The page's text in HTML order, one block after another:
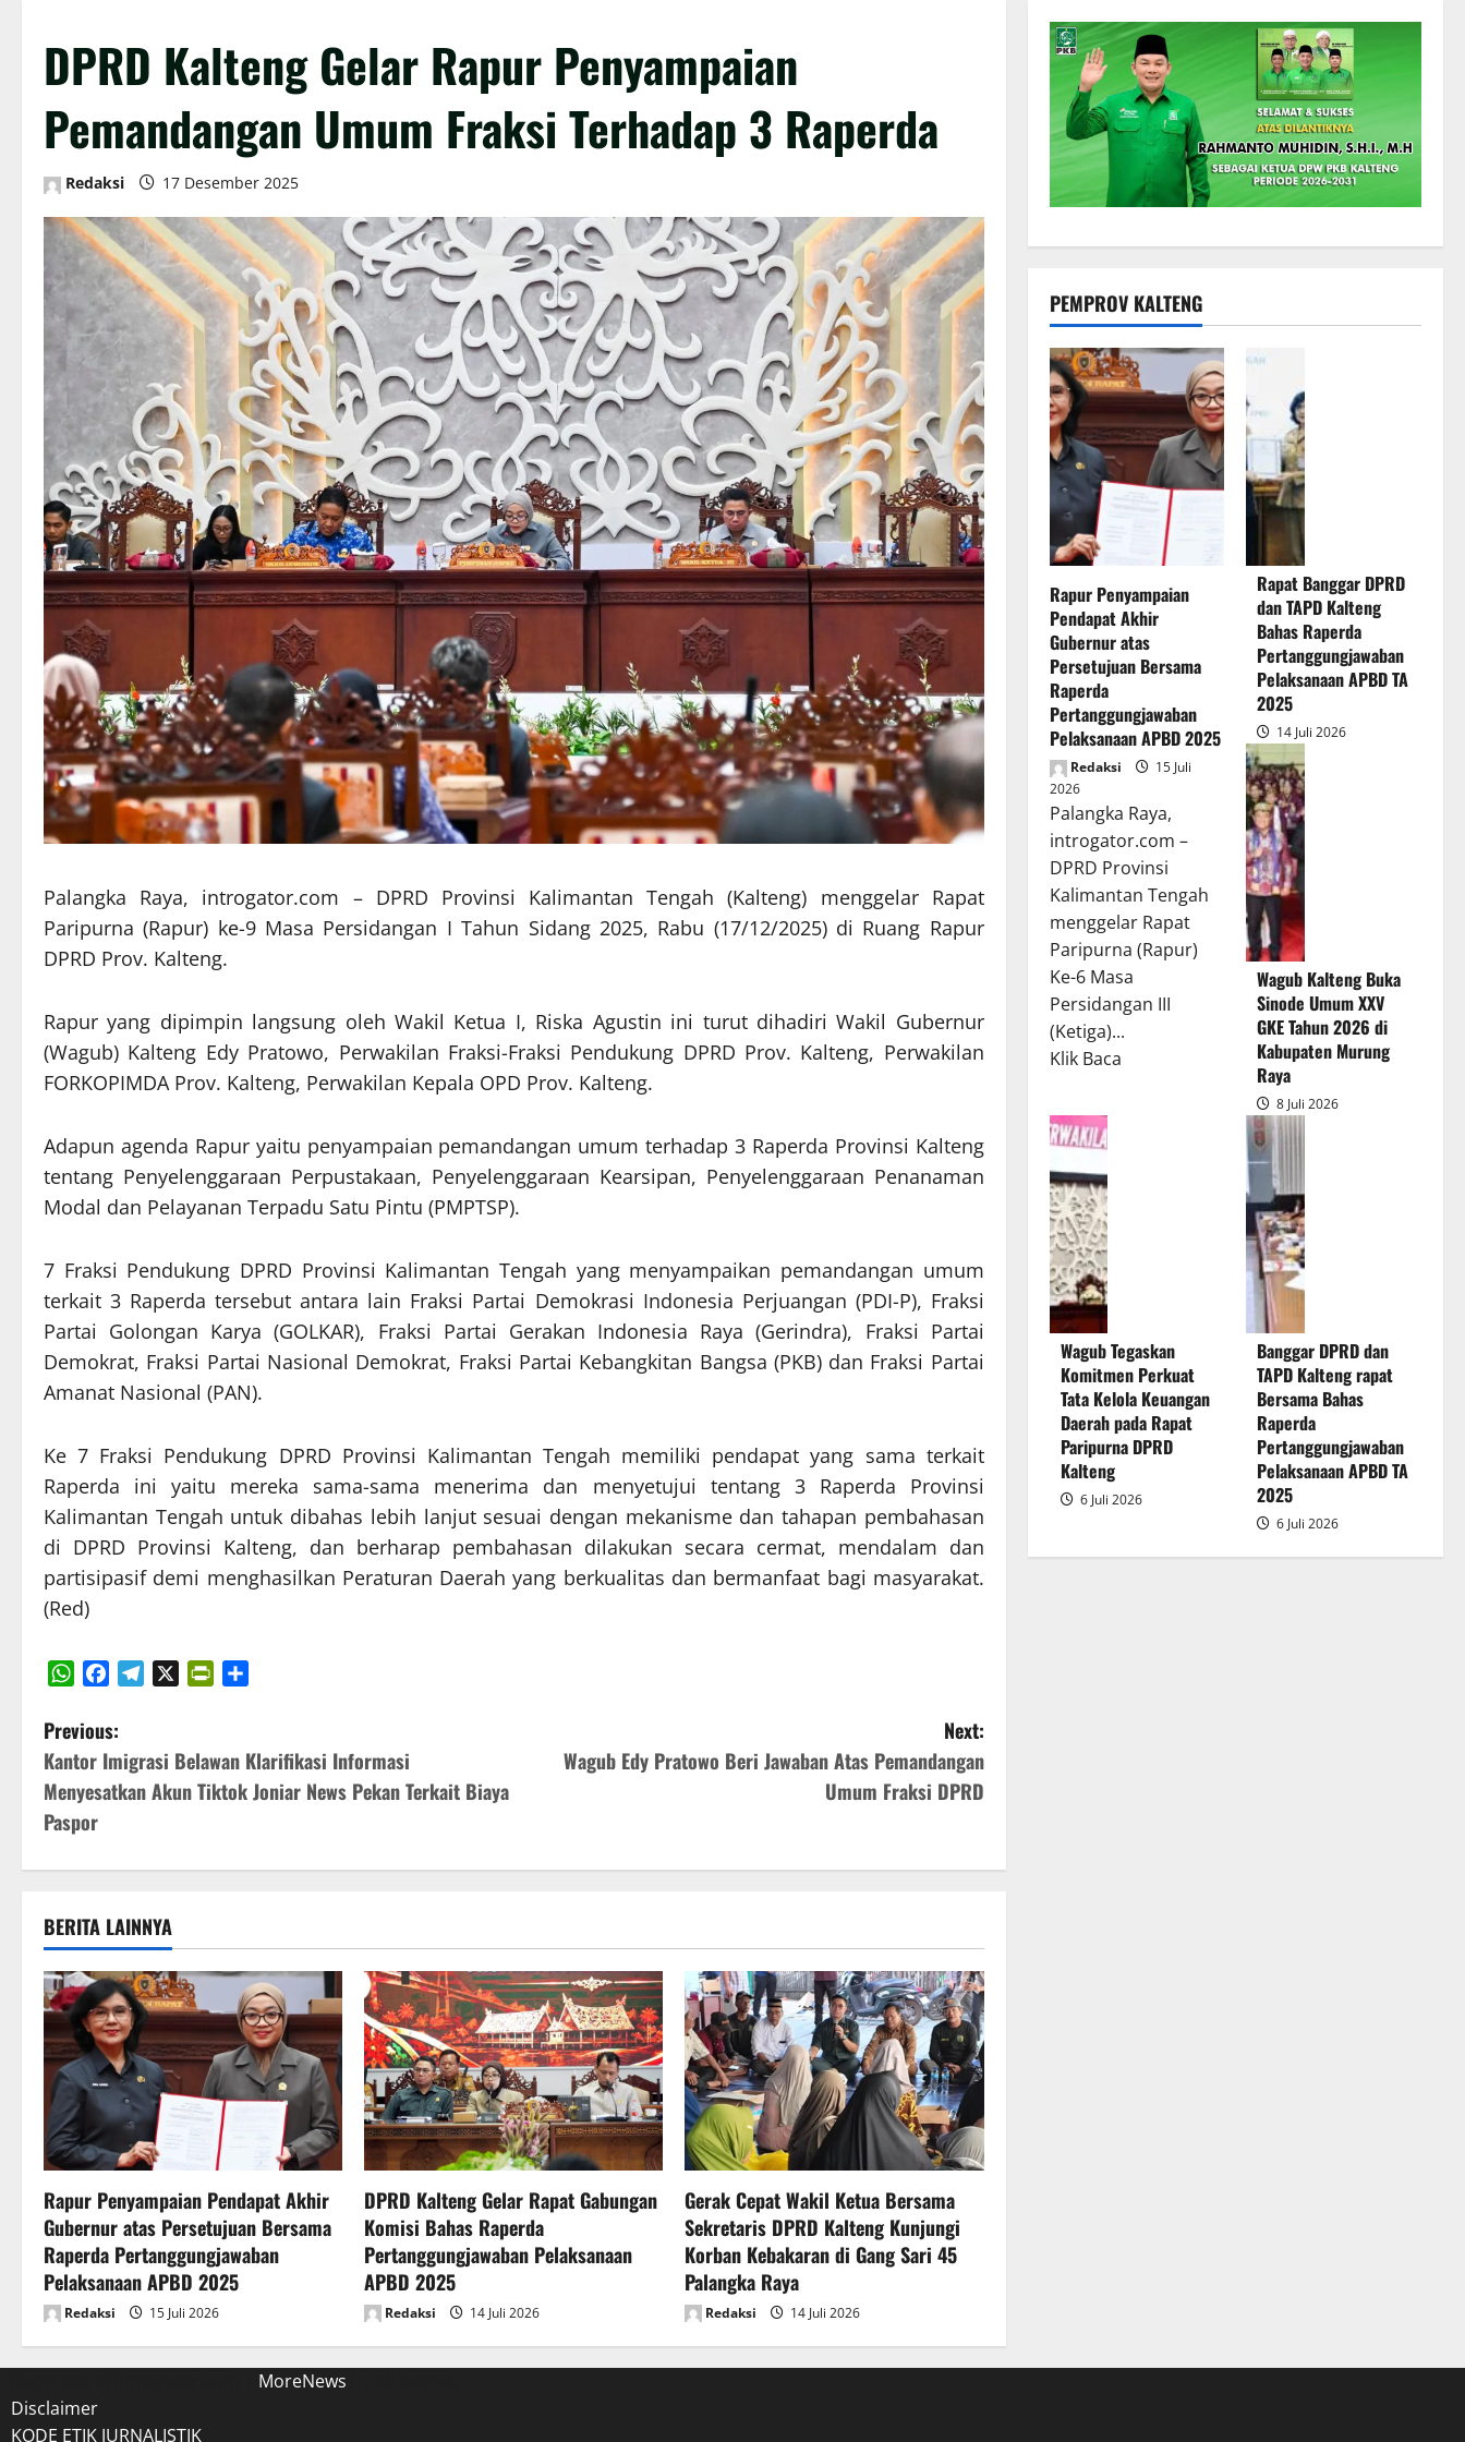
DPRD Kalteng Gelar Rapur Penyampaian
Pemandangan Umum Fraksi Terhadap 3 Raperda
Redaksi 17 Desember 2025
Palangka Raya, introgator.com – DPRD Provinsi Kalimantan Tengah (Kalteng) menggelar Rapat
Paripurna (Rapur) ke-9 Masa Persidangan I Tahun Sidang 2025, Rabu (17/12/2025) di Ruang Rapur
DPRD Prov. Kalteng.
Rapur yang dipimpin langsung oleh Wakil Ketua I, Riska Agustin ini turut dihadiri Wakil Gubernur
(Wagub) Kalteng Edy Pratowo, Perwakilan Fraksi-Fraksi Pendukung DPRD Prov. Kalteng, Perwakilan
FORKOPIMDA Prov. Kalteng, Perwakilan Kepala OPD Prov. Kalteng.
Adapun agenda Rapur yaitu penyampaian pemandangan umum terhadap 3 Raperda Provinsi Kalteng
tentang Penyelenggaraan Perpustakaan, Penyelenggaraan Kearsipan, Penyelenggaraan Penanaman
Modal dan Pelayanan Terpadu Satu Pintu (PMPTSP).
7 Fraksi Pendukung DPRD Provinsi Kalimantan Tengah yang menyampaikan pemandangan umum
terkait 3 Raperda tersebut antara lain Fraksi Partai Demokrasi Indonesia Perjuangan (PDI-P), Fraksi
Partai Golongan Karya (GOLKAR), Fraksi Partai Gerakan Indonesia Raya (Gerindra), Fraksi Partai
Demokrat, Fraksi Partai Nasional Demokrat, Fraksi Partai Kebangkitan Bangsa (PKB) dan Fraksi Partai
Amanat Nasional (PAN).
Ke 7 Fraksi Pendukung DPRD Provinsi Kalimantan Tengah memiliki pendapat yang sama terkait
Raperda ini yaitu mereka sama-sama menerima dan menyetujui tentang 3 Raperda Provinsi
Kalimantan Tengah untuk dibahas lebih lanjut sesuai dengan mekanisme dan tahapan pembahasan
di DPRD Provinsi Kalteng, dan berharap pembahasan dilakukan secara cermat, mendalam dan
partisipasif demi menghasilkan Peraturan Daerah yang berkualitas dan bermanfaat bagi masyarakat.
(Red)
P
o
s
t
n
a
v
i
g
a
t
i
o
n
Previous:
Kantor Imigrasi Belawan Klarifikasi Informasi
Menyesatkan Akun Tiktok Joniar News Pekan Terkait Biaya
Paspor
Next:
Wagub Edy Pratowo Beri Jawaban Atas Pemandangan
Umum Fraksi DPRD
BERITA LAINNYA
Rapur Penyampaian Pendapat Akhir
Gubernur atas Persetujuan Bersama
Raperda Pertanggungjawaban
Pelaksanaan APBD 2025
Redaksi 15 Juli 2026
DPRD Kalteng Gelar Rapat Gabungan
Komisi Bahas Raperda
Pertanggungjawaban Pelaksanaan
APBD 2025
Redaksi 14 Juli 2026
Gerak Cepat Wakil Ketua Bersama
Sekretaris DPRD Kalteng Kunjungi
Korban Kebakaran di Gang Sari 45
Palangka Raya
Redaksi 14 Juli 2026
PEMPROV KALTENG
Rapur Penyampaian
Pendapat Akhir
Gubernur atas
Persetujuan Bersama
Raperda
Pertanggungjawaban
Pelaksanaan APBD 2025
Redaksi
15 Juli
2026
Palangka Raya,
introgator.com –
DPRD Provinsi
Kalimantan Tengah
menggelar Rapat
Paripurna (Rapur)
Ke-6 Masa
Persidangan III
(Ketiga)...
Klik BacaRead
Raperda
Pertanggungjawaban
Pelaksanaan
APBD
Rapat Banggar DPRD
dan TAPD Kalteng
Bahas Raperda
Pertanggungjawaban
Pelaksanaan APBD TA
2025
14 Juli 2026
Wagub Kalteng Buka
Sinode Umum XXV
GKE Tahun 2026 di
Kabupaten Murung
Raya
8 Juli 2026
Wagub Tegaskan
Komitmen Perkuat
Tata Kelola Keuangan
Daerah pada Rapat
Paripurna DPRD
Kalteng
6 Juli 2026
Banggar DPRD dan
TAPD Kalteng rapat
Bersama Bahas
Raperda
Pertanggungjawaban
Pelaksanaan APBD TA
2025
6 Juli 2026
MoreNews
Disclaimer
KODE ETIK JURNALISTIK